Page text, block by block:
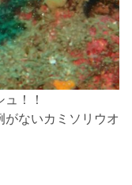
！！
ないカミソリウオ